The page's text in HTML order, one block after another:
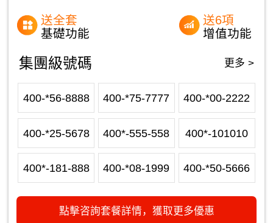
送全套
基礎功能
送6項
增值功能
集團級號碼 更多 >
400-*56-8888 400-*75-7777 400-*00-2222
400-*25-5678 400*-555-558 400*-101010
400*-181-888 400-*08-1999 400-*50-5666
點擊咨詢套餐詳情，獲取更多優惠